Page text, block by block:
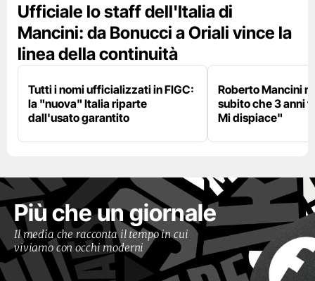
Ufficiale lo staff dell'Italia di
Mancini: da Bonucci a Oriali vince la
linea della continuità
Tutti i nomi ufficializzati in FIGC:
la "nuova" Italia riparte
dall'usato garantito
Roberto Mancini
subito che 3 anni
Mi dispiace"
Più che un giornale
Il media che racconta il tempo in cui
viviamo con occhi moderni